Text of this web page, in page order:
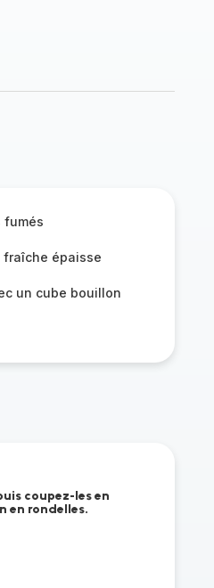
fumés
fraîche épaisse
un cube bouillon
coupez-les en
en rondelles.